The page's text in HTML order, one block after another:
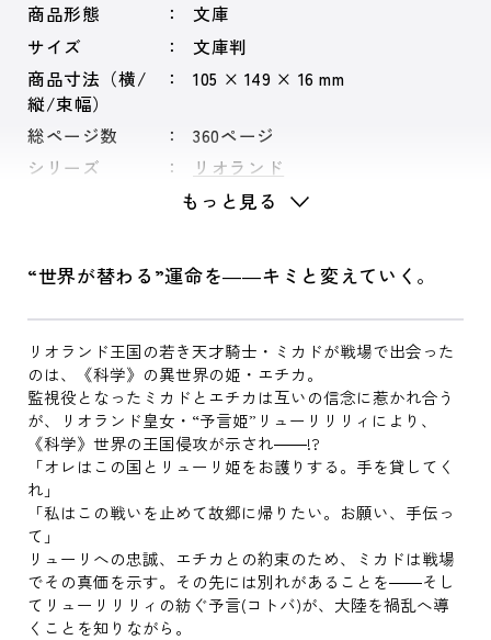
商品形態
文庫
サイズ
文庫判
商品寸法（横/
縦/束幅）
105 × 149 × 16 mm
総ページ数
360ページ
シリーズ
リオランド
もっと見る
“世界が替わる”運命を――キミと変えていく。
リオランド王国の若き天才騎士・ミカドが戦場で出会った
のは、《科学》の異世界の姫・エチカ。
監視役となったミカドとエチカは互いの信念に惹かれ合う
が、リオランド皇女・“予言姫”リューリリリィにより、
《科学》世界の王国侵攻が示され――!?
「オレはこの国とリューリ姫をお護りする。手を貸してく
れ」
「私はこの戦いを止めて故郷に帰りたい。お願い、手伝っ
て」
リューリへの忠誠、エチカとの約束のため、ミカドは戦場
でその真価を示す。その先には別れがあることを――そし
てリューリリリィの紡ぐ予言(コトバ)が、大陸を禍乱へ導
くことを知りながら。